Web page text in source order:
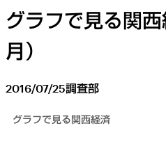
グラフで見る関
月）
2016/07/25調査部
グラフで見る関西経済